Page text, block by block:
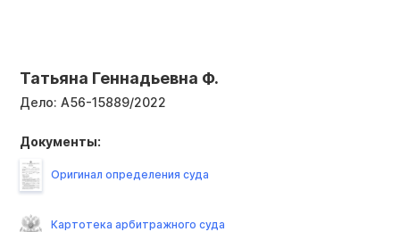
Татьяна Геннадьевна Ф.
Дело: А56-15889/2022
Документы:
Оригинал определения суда
Картотека арбитражного суда